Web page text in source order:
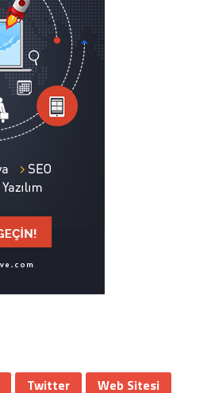
Twitter
Web Sitesi